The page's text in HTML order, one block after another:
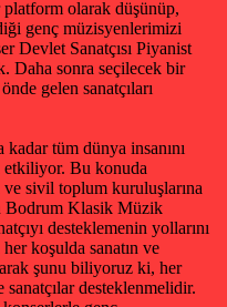
platform olarak düşünüp,
genç müzisyenlerimizi
Devlet Sanatçısı Piyanist
Daha sonra seçilecek bir
gelen sanatçıları
kadar tüm dünya insanını
etkiliyor. Bu konuda
ve sivil toplum kuruluşlarına
Bodrum Klasik Müzik
desteklemenin yollarını
koşulda sanatın ve
şunu biliyoruz ki, her
desteklenmelidir.